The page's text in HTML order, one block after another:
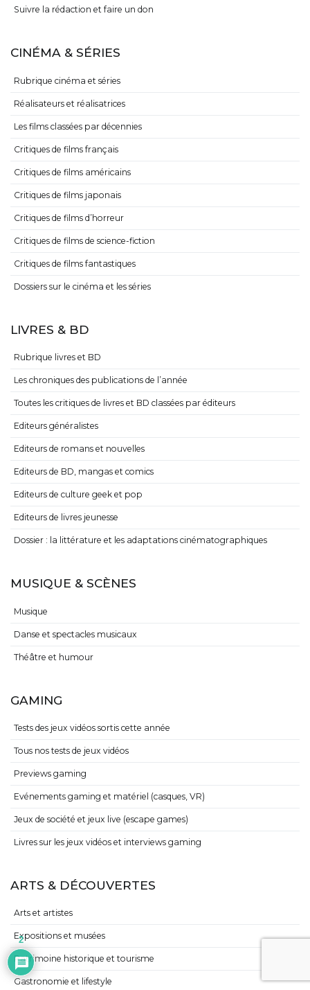
Suivre la rédaction et faire un don
CINÉMA & SÉRIES
Rubrique cinéma et séries
Réalisateurs et réalisatrices
Les films classées par décennies
Critiques de films français
Critiques de films américains
Critiques de films japonais
Critiques de films d’horreur
Critiques de films de science-fiction
Critiques de films fantastiques
Dossiers sur le cinéma et les séries
LIVRES & BD
Rubrique livres et BD
Les chroniques des publications de l’année
Toutes les critiques de livres et BD classées par éditeurs
Editeurs généralistes
Editeurs de romans et nouvelles
Editeurs de BD, mangas et comics
Editeurs de culture geek et pop
Editeurs de livres jeunesse
Dossier : la littérature et les adaptations cinématographiques
MUSIQUE & SCÈNES
Musique
Danse et spectacles musicaux
Théâtre et humour
GAMING
Tests des jeux vidéos sortis cette année
Tous nos tests de jeux vidéos
Previews gaming
Evénements gaming et matériel (casques, VR)
Jeux de société et jeux live (escape games)
Livres sur les jeux vidéos et interviews gaming
ARTS & DÉCOUVERTES
Arts et artistes
Expositions et musées
Patrimoine historique et tourisme
Gastronomie et lifestyle
2